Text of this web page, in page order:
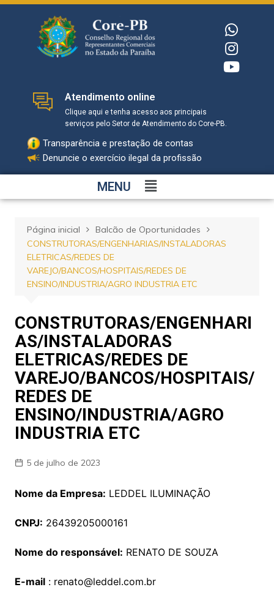
Atendimento online
Clique aqui e tenha acesso aos principais
serviços pelo Setor de Atendimento do Core-PB.
Transparência e prestação de contas
Denuncie o exercício ilegal da profissão
MENU
Página inicial
Balcão de Oportunidades
CONSTRUTORAS/ENGENHARIAS/INSTALADORAS
ELETRICAS/REDES DE
VAREJO/BANCOS/HOSPITAIS/REDES DE
ENSINO/INDUSTRIA/AGRO INDUSTRIA ETC
CONSTRUTORAS/ENGENHARI
AS/INSTALADORAS
ELETRICAS/REDES DE
VAREJO/BANCOS/HOSPITAIS/
REDES DE
ENSINO/INDUSTRIA/AGRO
INDUSTRIA ETC
5 de julho de 2023
Nome da Empresa: LEDDEL ILUMINAÇÃO
CNPJ: 26439205000161
Nome do responsável: RENATO DE SOUZA
E-mail: renato@leddel.com.br